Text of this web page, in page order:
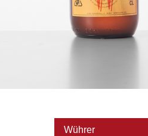
Wührer